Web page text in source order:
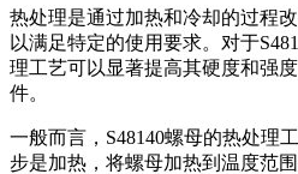
热处理是通过加热和冷却的过程
以满足特定的使用要求。对于
理工艺可以显著提高其硬度和强
件。
一般而言，S48140螺母的热处理
步是加热，将螺母加热到温度范